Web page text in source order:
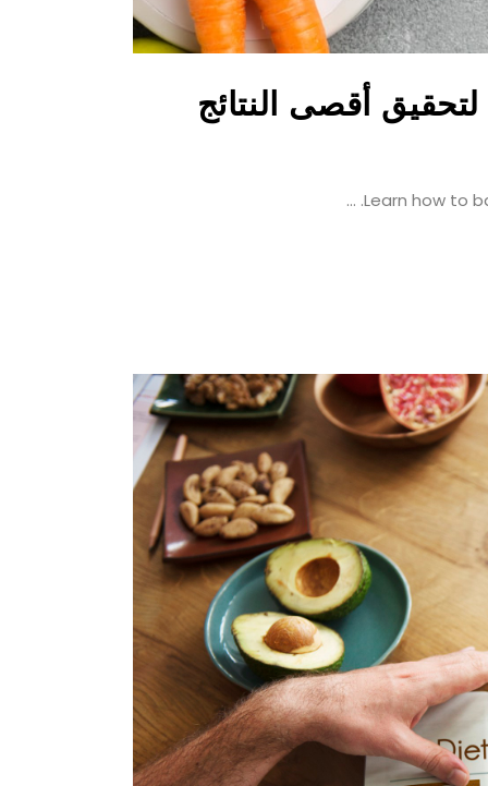
لتحقيق أقصى النتائج
Learn how to